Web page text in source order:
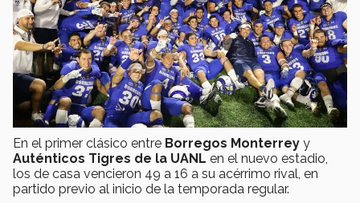
En el primer clásico entre Borregos Monterrey y
Auténticos Tigres de la UANL en el nuevo estadio,
los de casa vencieron 49 a 16 a su acérrimo rival, en
partido previo al inicio de la temporada regular.